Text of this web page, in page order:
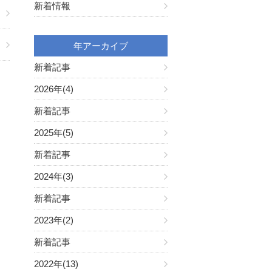
新着情報
年アーカイブ
新着記事
2026年(4)
新着記事
2025年(5)
新着記事
2024年(3)
新着記事
2023年(2)
新着記事
2022年(13)